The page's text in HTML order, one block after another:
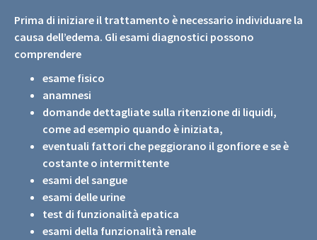
Prima di iniziare il trattamento è necessario individuare la
causa dell’edema. Gli esami diagnostici possono
comprendere
esame fisico
anamnesi
domande dettagliate sulla ritenzione di liquidi,
come ad esempio quando è iniziata,
eventuali fattori che peggiorano il gonfiore e se è
costante o intermittente
esami del sangue
esami delle urine
test di funzionalità epatica
esami della funzionalità renale